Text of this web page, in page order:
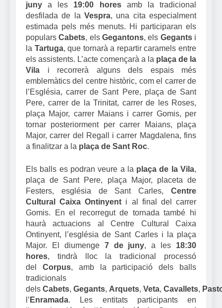
juny a les 19:00 horesamb la tradicional
desfilada de la Vespra, una cita especialment
estimada pels més menuts. Hi participaran els
popularsCabets, elsGegantons, els Gegantsi
la Tartuga, que tornarà a repartir caramels entre
els assistents. L’acte començarà a la plaça de la
Vila i recorrerà alguns dels espais més
emblemàtics del centre històric, com el carrer de
l’Església, carrer de Sant Pere, plaça de Sant
Pere, carrer de la Trinitat, carrer de les Roses,
plaça Major, carrer Maians i carrer Gomis, per
tornar posteriorment per carrer Maians, plaça
Major, carrer del Regall i carrer Magdalena, fins
a finalitzar a la plaça de Sant Roc.
Els balls es podran veure a la plaça de la Vila,
plaça de Sant Pere, plaça Major, placeta de
Festers, església de Sant Carles, Centre
Cultural Caixa Ontinyent i al final del carrer
Gomis. En el recorregut de tornada també hi
haurà actuacions al Centre Cultural Caixa
Ontinyent, l’església de Sant Carles i la plaça
Major. El diumenge 7 de juny, a les 18:30
hores, tindrà lloc la tradicional processó
del Corpus, amb la participació dels balls
tradicionals
dels Cabets, Gegants, Arquets, Veta, Cavallets,
l’ Enramada. Les entitats participants en